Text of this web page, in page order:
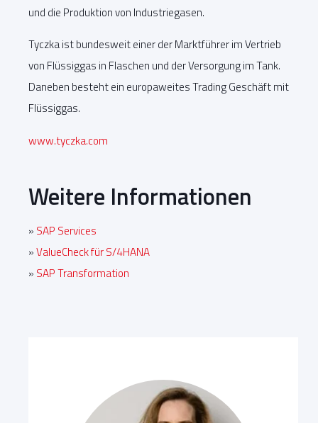
und die Produktion von Industriegasen.
Tyczka ist bundesweit einer der Marktführer im Vertrieb
von Flüssiggas in Flaschen und der Versorgung im Tank.
Daneben besteht ein europaweites Trading Geschäft mit
Flüssiggas.
www.tyczka.com
Weitere Informationen
» SAP Services
»ValueCheck für S/4HANA
» SAP Transformation